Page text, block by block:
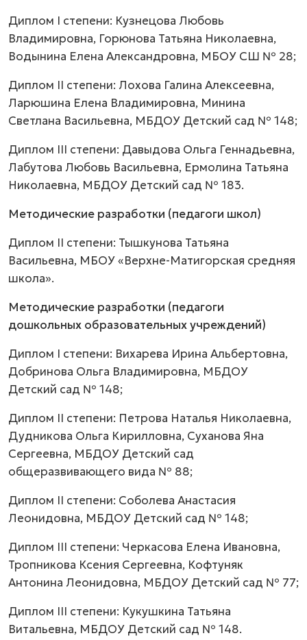
Диплом I степени: Кузнецова Любовь
Владимировна, Горюнова Татьяна Николаевна,
Водынина Елена Александровна, МБОУ СШ № 28;
Диплом II степени: Лохова Галина Алексеевна,
Ларюшина Елена Владимировна, Минина
Светлана Васильевна, МБДОУ Детский сад № 148;
Диплом III степени: Давыдова Ольга Геннадьевна,
Лабутова Любовь Васильевна, Ермолина Татьяна
Николаевна, МБДОУ Детский сад № 183.
Методические разработки (педагоги школ)
Диплом II степени: Тышкунова Татьяна
Васильевна, МБОУ «Верхне-Матигорская средняя
школа».
Методические разработки (педагоги
дошкольных образовательных учреждений)
Диплом I степени: Вихарева Ирина Альбертовна,
Добринова Ольга Владимировна, МБДОУ
Детский сад № 148;
Диплом II степени: Петрова Наталья Николаевна,
Дудникова Ольга Кирилловна, Суханова Яна
Сергеевна, МБДОУ Детский сад
общеразвивающего вида № 88;
Диплом II степени: Соболева Анастасия
Леонидовна, МБДОУ Детский сад № 148;
Диплом III степени: Черкасова Елена Ивановна,
Тропникова Ксения Сергеевна, Кофтуняк
Антонина Леонидовна, МБДОУ Детский сад № 77;
Диплом III степени: Кукушкина Татьяна
Витальевна, МБДОУ Детский сад № 148.